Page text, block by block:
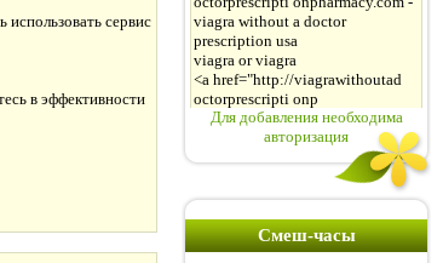
использовать сервис
в эффективности
Для добавления необходима
авторизация
Смеш-часы